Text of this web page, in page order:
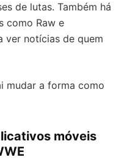
de lutas. Também há
como Raw e
ver notícias de quem
mudar a forma como
móveis